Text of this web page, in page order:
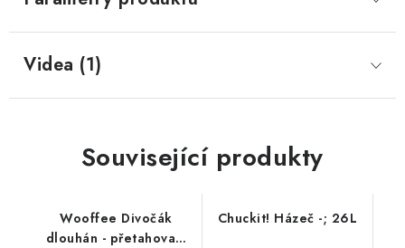
Videa (1)
Související produkty
Wooffee Divočák
dlouhán - přetahovací
Chuckit! Házeč -; 26L